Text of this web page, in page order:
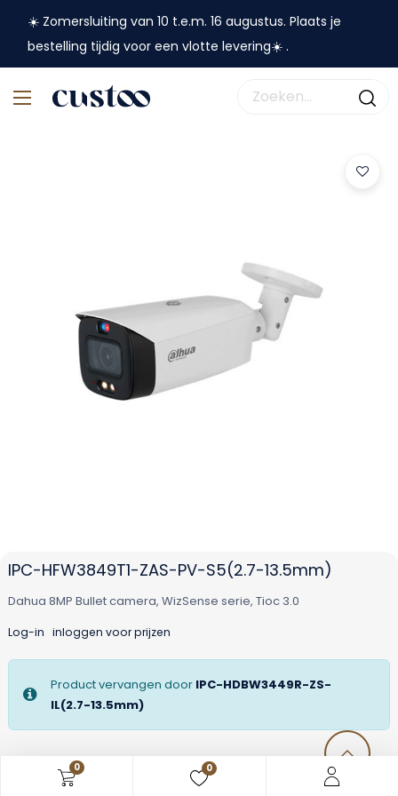
0 0
☀️ Zomersluiting van 10 t.e.m. 16 augustus. Plaats je
bestelling tijdig voor een vlotte levering☀️ .
IPC-HFW3849T1-ZAS-PV-S5(2.7-13.5mm)
Dahua 8MP Bullet camera, WizSense serie, Tioc 3.0
Log-in inloggen voor prijzen
Product vervangen door IPC-HDBW3449R-ZS-
IL(2.7-13.5mm)